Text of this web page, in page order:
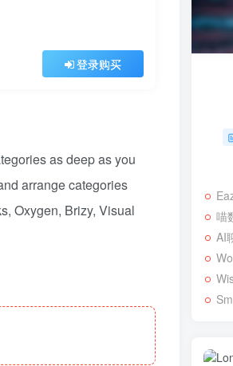
登录购买
as deep as you
arrange categories
Oxygen, Brizy, Visual
喵
AI